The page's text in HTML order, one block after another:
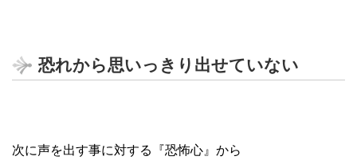
恐れから思いっきり出せていない
次に声を出す事に対する『恐怖心』から